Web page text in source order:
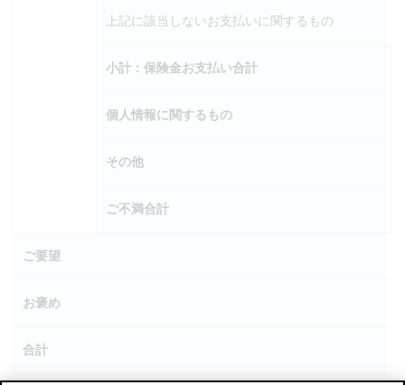
上記に該当しないお支払いに関するもの
小計：保険金お支払い合計
個人情報に関するもの
その他
ご不満合計
ご要望
お褒め
合計